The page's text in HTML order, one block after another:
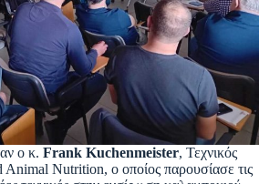
ο κ. Frank Kuchenmeister, Τεχνικός
Nutrition, ο οποίος παρουσίασε τις